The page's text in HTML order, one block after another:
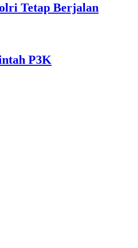
Tetap Berjalan
P3K